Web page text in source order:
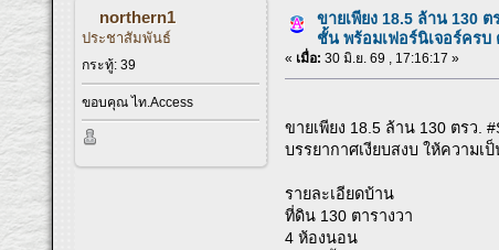
northern1
ประชาสัมพันธ์
กระทู้: 39
ขอบคุณ ไท.Access
ขายเพียง 18.5 ล้าน 130
ชั้น พร้อมเฟอร์นิเจอร์ครบ
« เมื่อ: 30 มิ.ย. 69 , 17:16:17 »
ขายเพียง 18.5 ล้าน 130 ตรว.
บรรยากาศเงียบสงบ ให้ความเ
รายละเอียดบ้าน
ที่ดิน 130 ตารางวา
4 ห้องนอน